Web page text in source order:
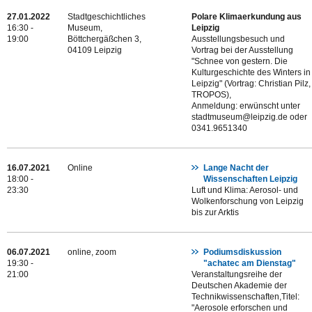
27.01.2022
16:30 -
19:00
Stadtgeschichtliches
Museum,
Böttchergäßchen 3,
04109 Leipzig
Polare Klimaerkundung aus
Leipzig
Ausstellungsbesuch und
Vortrag bei der Ausstellung
"Schnee von gestern. Die
Kulturgeschichte des Winters in
Leipzig" (Vortrag: Christian Pilz,
TROPOS),
Anmeldung: erwünscht unter
stadtmuseum@leipzig.de oder
0341.9651340
16.07.2021
18:00 -
23:30
Online
Lange Nacht der
Wissenschaften Leipzig
Luft und Klima: Aerosol- und
Wolkenforschung von Leipzig
bis zur Arktis
06.07.2021
19:30 -
21:00
online, zoom
Podiumsdiskussion
"achatec am Dienstag"
Veranstaltungsreihe der
Deutschen Akademie der
Technikwissenschaften,Titel:
"Aerosole erforschen und